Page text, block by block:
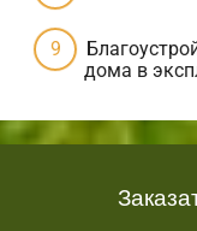
дома в